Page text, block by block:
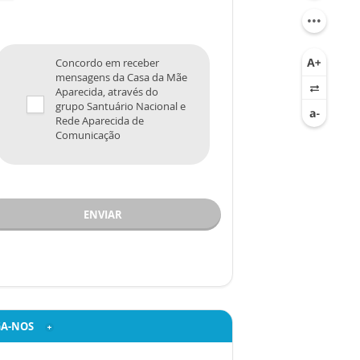
Concordo em receber
mensagens da Casa da Mãe
Aparecida, através do
grupo Santuário Nacional e
Rede Aparecida de
Comunicação
ENVIAR
NOS